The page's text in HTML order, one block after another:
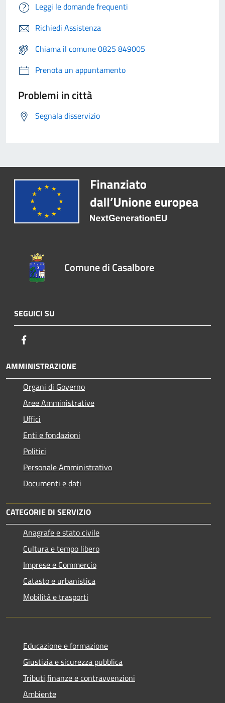
Leggi le domande frequenti
Richiedi Assistenza
Chiama il comune 0825 849005
Prenota un appuntamento
Problemi in città
Segnala disservizio
Comune di Casalbore
SEGUICI SU
AMMINISTRAZIONE
Organi di Governo
Aree Amministrative
Uffici
Enti e fondazioni
Politici
Personale Amministrativo
Documenti e dati
CATEGORIE DI SERVIZIO
Anagrafe e stato civile
Cultura e tempo libero
Imprese e Commercio
Catasto e urbanistica
Mobilità e trasporti
Educazione e formazione
Giustizia e sicurezza pubblica
Tributi,finanze e contravvenzioni
Ambiente